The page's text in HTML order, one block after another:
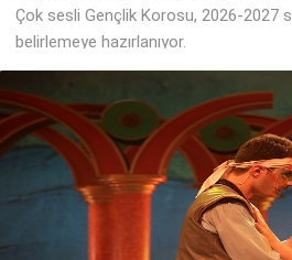
Çok sesli Gençlik Korosu, 2026-2027
belirlemeye hazırlanıyor.